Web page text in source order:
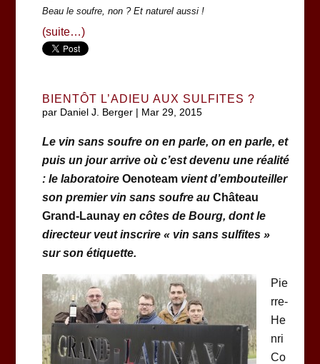
Beau le soufre, non ? Et naturel aussi !
(suite…)
BIENTÔT L’ADIEU AUX SULFITES ?
par Daniel J. Berger| Mar 29, 2015
Le vin sans soufre on en parle, on en parle, et
puis un jour arrive où c’est devenu une réalité
: le laboratoire Oenoteam vient d’embouteiller
son premier vin sans soufre au Château
Grand-Launayen côtes de Bourg, dont le
directeur veut inscrire « vin sans sulfites »
sur son étiquette.
Pie
rre-
He
nri
Co